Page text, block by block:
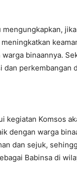
mengungkapkan,
binaannya.
dan perkembangan
kegiatan Komsos
dengan warga
dan sejuk,
Babinsa di